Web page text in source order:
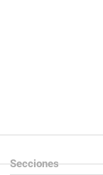
Secciones